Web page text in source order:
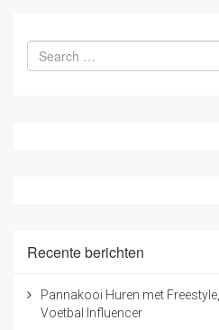
Recente berichten
Pannakooi Huren met
Voetbal Influencer